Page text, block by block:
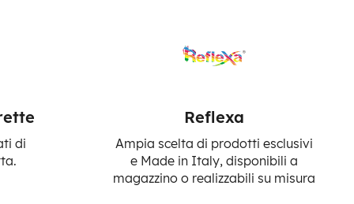
di
Reflexa
Ampia scelta di prodotti esclusivi
e Made in Italy, disponibili a
magazzino o realizzabili su misura